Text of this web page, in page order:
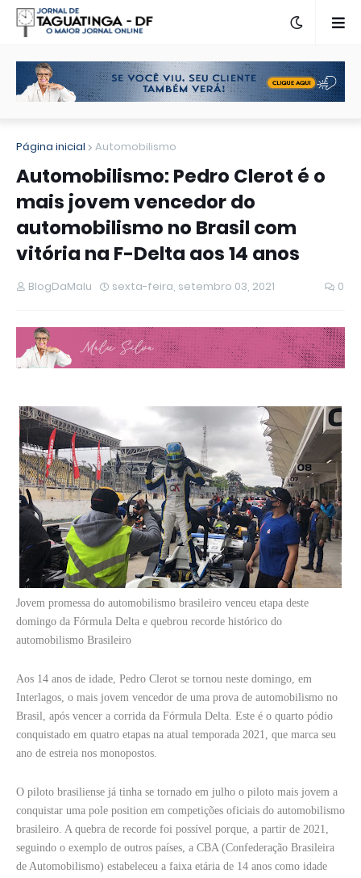
Página inicial Automobilismo
Automobilismo: Pedro Clerot é o
mais jovem vencedor do
automobilismo no Brasil com
vitória na F-Delta aos 14 anos
BlogDaMalu sexta-feira, setembro 03, 2021 0
Jovem promessa do automobilismo brasileiro venceu etapa deste
domingo da Fórmula Delta e quebrou recorde histórico do
automobilismo Brasileiro
Aos 14 anos de idade, Pedro Clerot se tornou neste domingo, em
Interlagos, o mais jovem vencedor de uma prova de automobilismo no
Brasil, após vencer a corrida da Fórmula Delta. Este é o quarto pódio
conquistado em quatro etapas na atual temporada 2021, que marca seu
ano de estreia nos monopostos.
O piloto brasiliense já tinha se tornado em julho o piloto mais jovem a
conquistar uma pole position em competições oficiais do automobilismo
brasileiro. A quebra de recorde foi possível porque, a partir de 2021,
seguindo o exemplo de outros países, a CBA (Confederação Brasileira
de Automobilismo) estabeleceu a faixa etária de 14 anos como idade